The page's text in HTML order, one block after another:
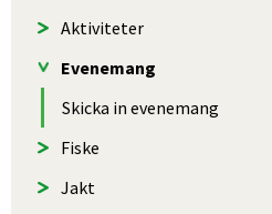
Aktiviteter
Evenemang
Skicka in evenemang
Fiske
Jakt